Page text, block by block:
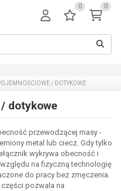
0 0
/ DOTYKOWE
dotykowe
przewodzącej masy -
metal lub ciecz. Gdy tylko
wykrywa obecność i
na fizyczną technologię
do pracy bez zmęczenia.
pozwala na